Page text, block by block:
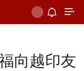
向越印友